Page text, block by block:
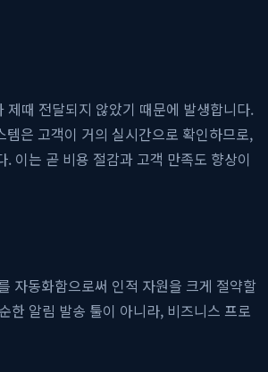
때 전달되지 않았기 때문에 발생합니다.
템은 고객이 거의 실시간으로 확인하므로,
이는 곧 비용 절감과 고객 만족도 향상이
자동화함으로써 인적 자원을 크게 절약할
한 알림 발송 툴이 아니라, 비즈니스 프로